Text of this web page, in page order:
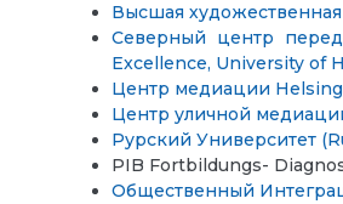
Высшая
Северный центр
Excellence, University of
Центр медиации
Центр уличной
Рурский Университет
PIB Fortbildungs-
Общественный